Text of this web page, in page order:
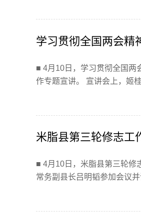
学习贯彻全国两会精
■ 4月10日，学习贯彻全国两
作专题宣讲。 宣讲会上，姬
米脂县第三轮修志工
■ 4月10日，米脂县第三轮修
常务副县长吕明韬参加会议